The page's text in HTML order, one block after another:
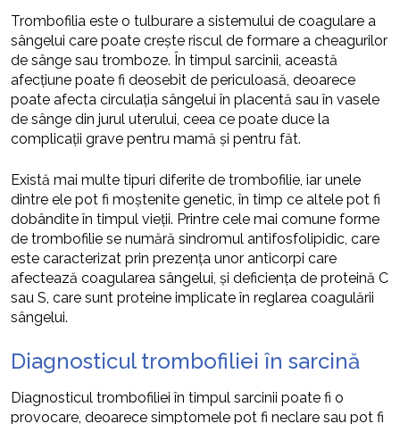
Trombofilia este o tulburare a sistemului de coagulare a
sângelui care poate crește riscul de formare a cheagurilor
de sânge sau tromboze. În timpul sarcinii, această
afecțiune poate fi deosebit de periculoasă, deoarece
poate afecta circulația sângelui în placentă sau în vasele
de sânge din jurul uterului, ceea ce poate duce la
complicații grave pentru mamă și pentru făt.
Există mai multe tipuri diferite de trombofilie, iar unele
dintre ele pot fi moștenite genetic, în timp ce altele pot fi
dobândite în timpul vieții. Printre cele mai comune forme
de trombofilie se numără sindromul antifosfolipidic, care
este caracterizat prin prezența unor anticorpi care
afectează coagularea sângelui, și deficiența de proteină C
sau S, care sunt proteine implicate în reglarea coagulării
sângelui.
Diagnosticul trombofiliei în sarcină
Diagnosticul trombofiliei în timpul sarcinii poate fi o
provocare, deoarece simptomele pot fi neclare sau pot fi